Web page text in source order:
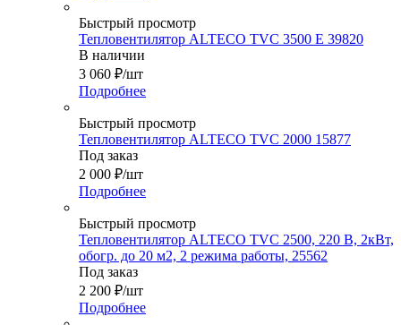
Быстрый просмотр
Тепловентилятор ALTECO TVC 3500 E 39820
В наличии
3 060 ₽/шт
Подробнее
Быстрый просмотр
Тепловентилятор ALTECO TVC 2000 15877
Под заказ
2 000 ₽/шт
Подробнее
Быстрый просмотр
Тепловентилятор ALTECO TVC 2500, 220 В, 2кВт,
обогр. до 20 м2, 2 режима работы, 25562
Под заказ
2 200 ₽/шт
Подробнее